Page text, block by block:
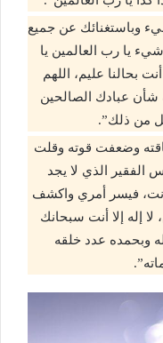
وباستغنائك عن جميع
يا رب العالمين يا
بحالنا عليم، اللهم
شأن عبادك الصالحين
من ذلك”.
وضعفت قوته وقلت
الفقير الذي لا يجد
فيسر أمري واكشف
إله إلا أنت سبحانك
وبحمده عدد خلقه